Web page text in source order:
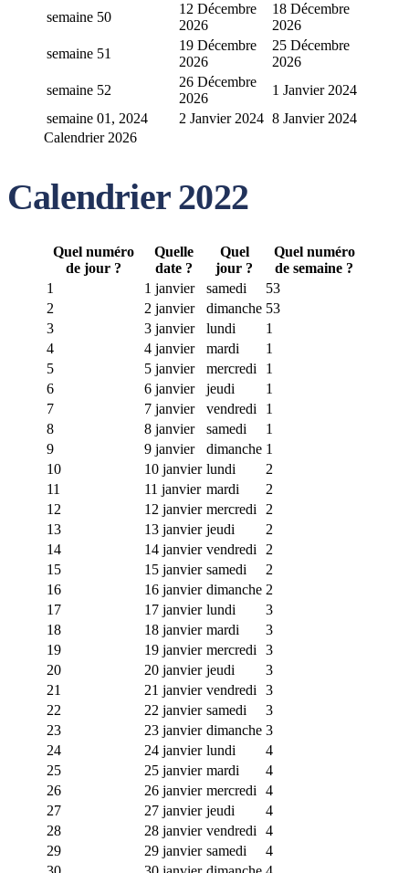
semaine 50
12 Décembre
2026
18 Décembre
2026
semaine 51
19 Décembre
2026
25 Décembre
2026
semaine 52
26 Décembre
2026
1 Janvier 2024
semaine 01, 2024
2 Janvier 2024 8 Janvier 2024
Calendrier 2026
Calendrier 2022
Quel numéro
de jour ?
Quelle
date ?
Quel
jour ?
Quel numéro
de semaine ?
1
1 janvier samedi
53
2
2 janvier dimanche 53
3
3 janvier lundi
1
4
4 janvier mardi
1
5
5 janvier mercredi
1
6
6 janvier jeudi
1
7
7 janvier vendredi
1
8
8 janvier samedi
1
9
9 janvier dimanche 1
10
10 janvier lundi
2
11
11 janvier mardi
2
12
12 janvier mercredi
2
13
13 janvier jeudi
2
14
14 janvier vendredi
2
15
15 janvier samedi
2
16
16 janvier dimanche 2
17
17 janvier lundi
3
18
18 janvier mardi
3
19
19 janvier mercredi
3
20
20 janvier jeudi
3
21
21 janvier vendredi
3
22
22 janvier samedi
3
23
23 janvier dimanche 3
24
24 janvier lundi
4
25
25 janvier mardi
4
26
26 janvier mercredi
4
27
27 janvier jeudi
4
28
28 janvier vendredi
4
29
29 janvier samedi
4